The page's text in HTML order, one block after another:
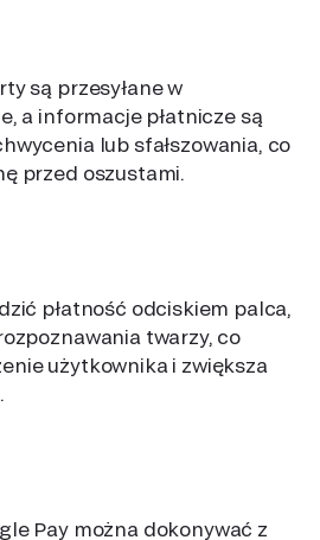
są przesyłane w
a informacje płatnicze są
lub sfałszowania, co
przed oszustami.
płatność odciskiem palca,
twarzy, co
użytkownika i zwiększa
Pay można dokonywać z